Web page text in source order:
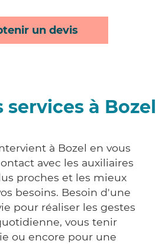
un devis
services à Bozel
à Bozel en vous
avec les auxiliaires
proches et les mieux
besoins. Besoin d'une
pour réaliser les gestes
vous tenir
ou encore pour une